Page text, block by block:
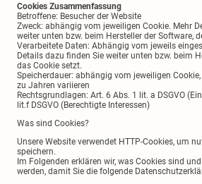
Cookies Zusammenfassung
Betroffene: Besucher der Website
Zweck: abhängig vom jeweiligen Cookie. Mehr
weiter unten bzw. beim Hersteller der Software,
Verarbeitete Daten: Abhängig vom jeweils
Details dazu finden Sie weiter unten bzw. beim
das Cookie setzt.
Speicherdauer: abhängig vom jeweiligen
zu Jahren variieren
Rechtsgrundlagen: Art. 6 Abs. 1 lit. a DSGVO
lit.f DSGVO (Berechtigte Interessen)
Was sind Cookies?
Unsere Website verwendet HTTP-Cookies, um
speichern.
Im Folgenden erklären wir, was Cookies sind
werden, damit Sie die folgende